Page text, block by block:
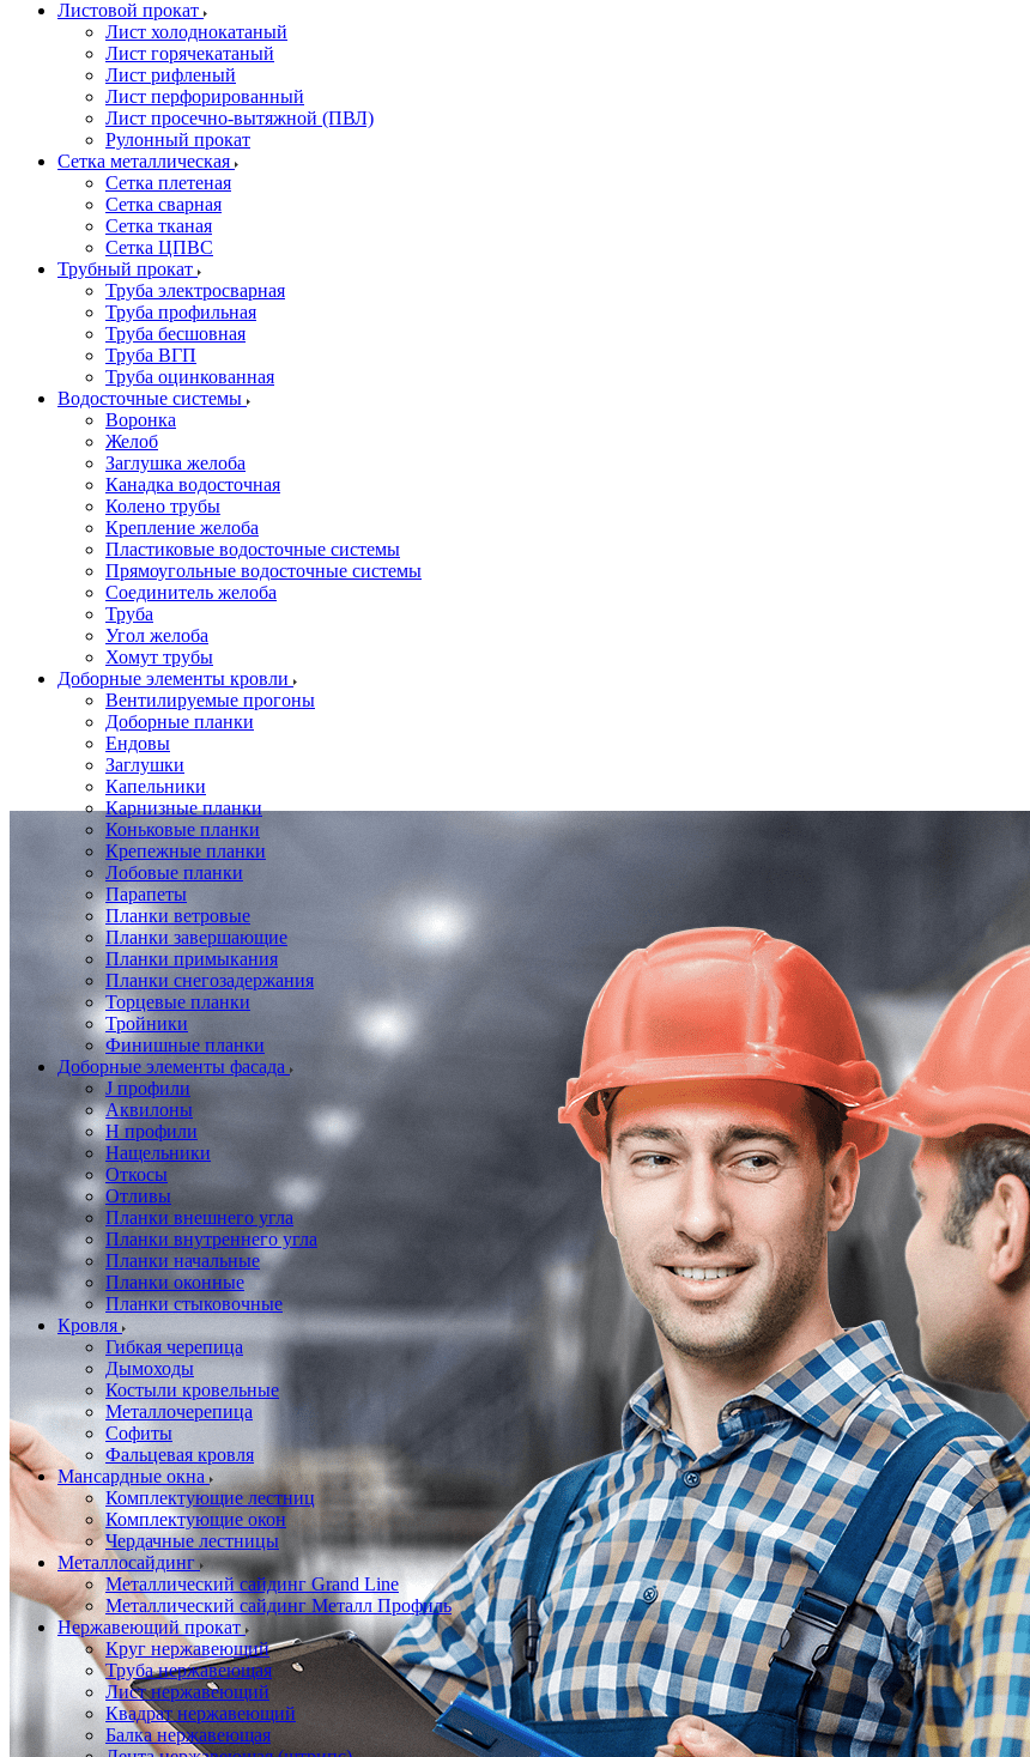
Листовой прокат
Лист холоднокатаный
Лист горячекатаный
Лист рифленый
Лист перфорированный
Лист просечно-вытяжной (ПВЛ)
Рулонный прокат
Сетка металлическая
Сетка плетеная
Сетка сварная
Сетка тканая
Сетка ЦПВС
Трубный прокат
Труба электросварная
Труба профильная
Труба бесшовная
Труба ВГП
Труба оцинкованная
Водосточные системы
Воронка
Желоб
Заглушка желоба
Канадка водосточная
Колено трубы
Крепление желоба
Пластиковые водосточные системы
Прямоугольные водосточные системы
Соединитель желоба
Труба
Угол желоба
Хомут трубы
Доборные элементы кровли
Вентилируемые прогоны
Доборные планки
Ендовы
Заглушки
Капельники
Карнизные планки
Коньковые планки
Крепежные планки
Лобовые планки
Парапеты
Планки ветровые
Планки завершающие
Планки примыкания
Планки снегозадержания
Торцевые планки
Тройники
Финишные планки
Доборные элементы фасада
J профили
Аквилоны
Н профили
Нащельники
Откосы
Отливы
Планки внешнего угла
Планки внутреннего угла
Планки начальные
Планки оконные
Планки стыковочные
Кровля
Гибкая черепица
Дымоходы
Костыли кровельные
Металлочерепица
Софиты
Фальцевая кровля
Мансардные окна
Комплектующие лестниц
Комплектующие окон
Чердачные лестницы
Металлосайдинг
Металлический сайдинг Grand Line
Металлический сайдинг Металл Профиль
Нержавеющий прокат
Круг нержавеющий
Труба нержавеющая
Лист нержавеющий
Квадрат нержавеющий
Балка нержавеющая